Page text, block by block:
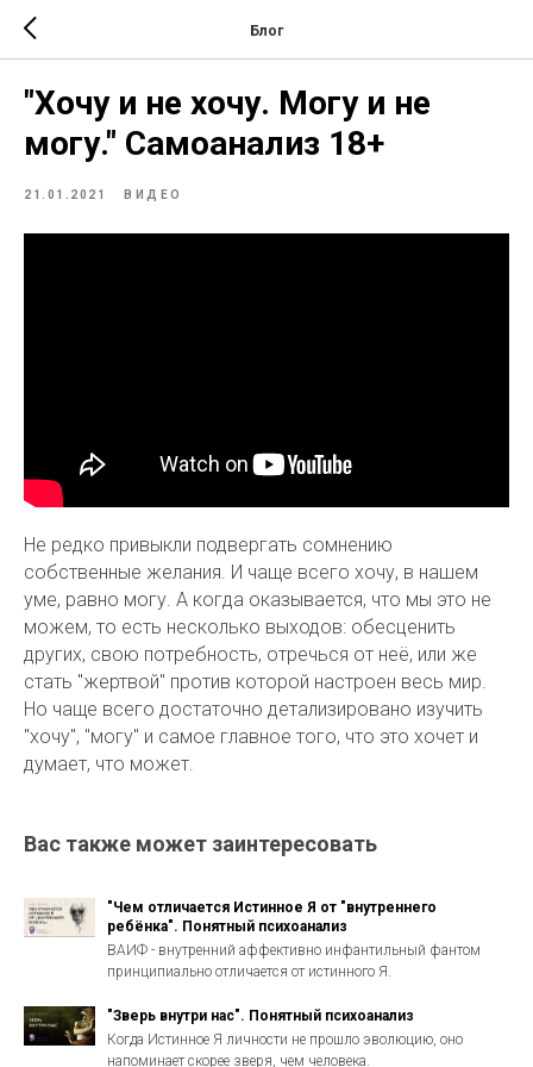
Блог
"Хочу и не хочу. Могу и не
могу." Самоанализ 18+
21.01.2021 ВИДЕО
Не редко привыкли подвергать сомнению
собственные желания. И чаще всего хочу, в нашем
уме, равно могу. А когда оказывается, что мы это не
можем, то есть несколько выходов: обесценить
других, свою потребность, отречься от неё, или же
стать "жертвой" против которой настроен весь мир.
Но чаще всего достаточно детализировано изучить
"хочу", "могу" и самое главное того, что это хочет и
думает, что может.
Вас также может заинтересовать
"Чем отличается Истинное Я от "внутреннего
ребёнка". Понятный психоанализ
ВАИФ - внутренний аффективно инфантильный фантом
принципиально отличается от истинного Я.
"Зверь внутри нас". Понятный психоанализ
Когда Истинное Я личности не прошло эволюцию, оно
напоминает скорее зверя, чем человека.